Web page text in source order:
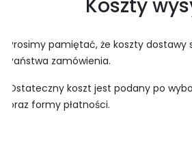
Koszty
Prosimy pamiętać, że koszty dostawy
Państwa zamówienia.
Ostateczny koszt jest podany po
oraz formy płatności.